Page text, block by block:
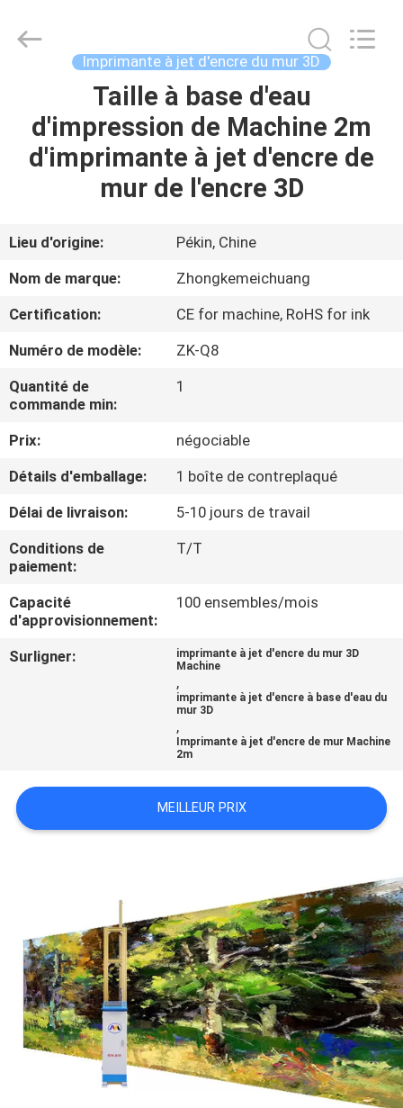
MAISON
PRODUITS
SUJET
DE
NOUS
VISITE
D'USINE
CONTRÔLE
DE
QUALITÉ
CONTACTEZ-
NOUS
NOUVELLES
UNE
CITATION
SITE
PRIVACY
POLICY
And
Technology
Imprimante à jet d'encre du mur 3D
Taille à base d'eau
d'impression de Machine 2m
d'imprimante à jet d'encre de
mur de l'encre 3D
Lieu d'origine:
Pékin, Chine
Nom de marque:
Zhongkemeichuang
Certification:
CE for machine, RoHS for ink
Numéro de modèle:
ZK-Q8
Quantité de
commande min:
1
Prix:
négociable
Détails d'emballage:
1 boîte de contreplaqué
Délai de livraison:
5-10 jours de travail
Conditions de
paiement:
T/T
Capacité
d'approvisionnement:
100 ensembles/mois
Surligner:
imprimante à jet d'encre du mur 3D
Machine
,
imprimante à jet d'encre à base d'eau du
mur 3D
,
Imprimante à jet d'encre de mur Machine
2m
MEILLEUR PRIX